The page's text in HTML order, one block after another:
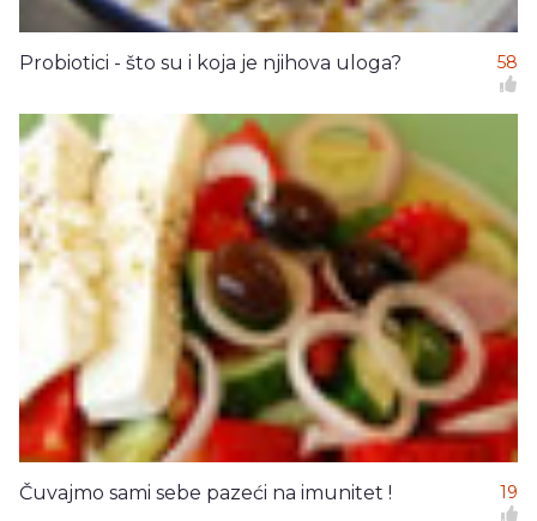
Probiotici - što su i koja je njihova uloga? 58
Čuvajmo sami sebe pazeći na imunitet ! 19